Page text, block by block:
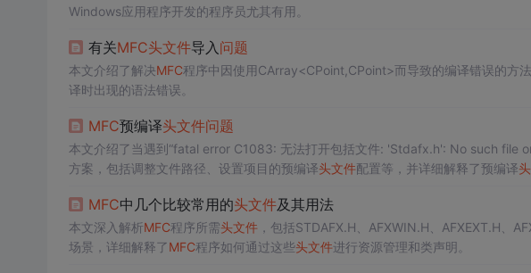
Windows应用程序开发的程序员尤其有用。
有关MFC头文件导入 问题
本文介绍了解决MFC程序中因使用CArray<CPoint,CPoint>而导致的编译错误的方
译时出现的语法错误。
MFC预编译头文件问题
本文介绍了当遇到“fatal error C1083: 无法打开包括文件: 'Stdafx.h': No such file
方案，包括调整文件路径、设置项目的预编译头文件配置等，并详细解释了预编译
MFC中几个比较常用的头文件及其用法
本文深入解析MFC程序所需头文件，包括STDAFX.H、AFXWIN.H、AFXEXT.H、
场景，详细解释了MFC程序如何通过这些头文件进行资源管理和类声明。